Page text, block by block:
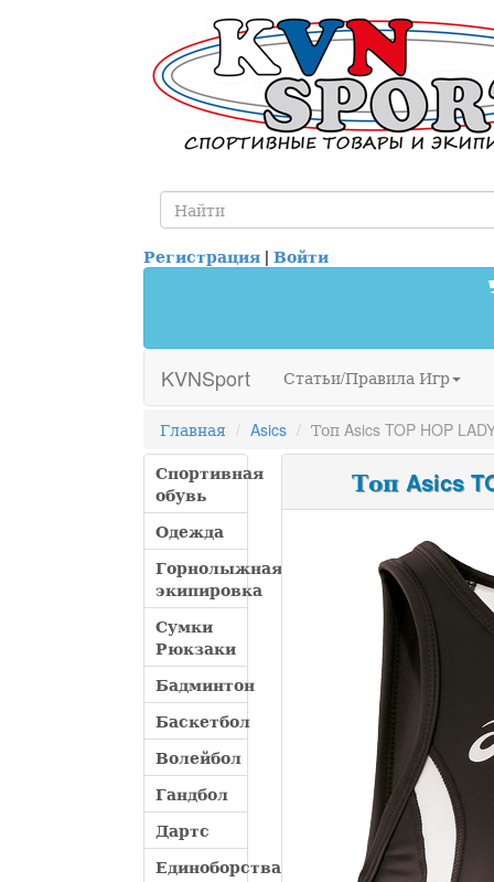
Регистрация | Войти
KVNSport Статьи/Правила Игр
Главная Asics
Топ Asics TOP HOP
Спортивная
обувь
Одежда
Горнолыжная
экипировка
Сумки
Рюкзаки
Бадминтон
Баскетбол
Волейбол
Гандбол
Дартс
Единоборства
Топ Asics